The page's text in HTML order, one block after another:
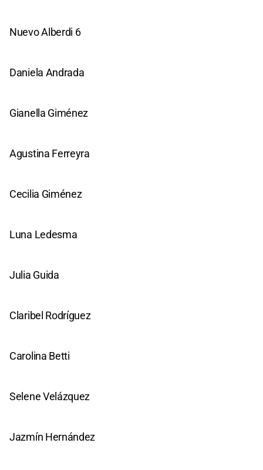
Nuevo Alberdi 6
Daniela Andrada
Gianella Giménez
Agustina Ferreyra
Cecilia Giménez
Luna Ledesma
Julia Guida
Claribel Rodríguez
Carolina Betti
Selene Velázquez
Jazmín Hernández